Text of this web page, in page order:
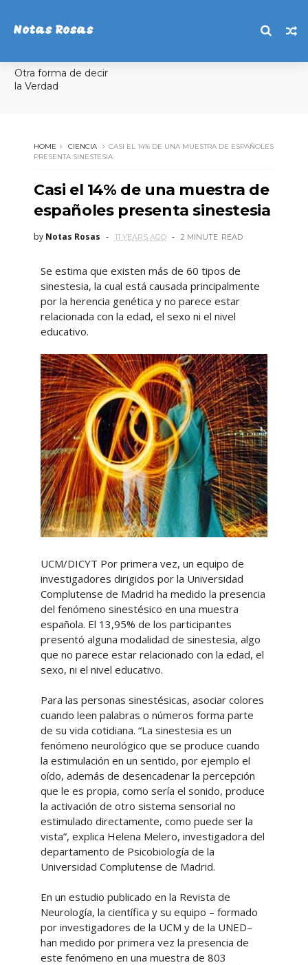
Notas Rosas
Otra forma de decir
la Verdad
HOME CIENCIA
CASI EL 14% DE UNA MUESTRA DE ESPAÑOLES
PRESENTA SINESTESIA
Casi el 14% de una muestra de
españoles presenta sinestesia
by Notas Rosas 11 YEARS AGO 2 MINUTE READ
Se estima que existen más de 60 tipos de
sinestesia, la cual está causada principalmente
por la herencia genética y no parece estar
relacionada con la edad, el sexo ni el nivel
educativo.
UCM/DICYT Por primera vez, un equipo de
investigadores dirigidos por la Universidad
Complutense de Madrid ha medido la presencia
del fenómeno sinestésico en una muestra
española. El 13,95% de los participantes
presentó alguna modalidad de sinestesia, algo
que no parece estar relacionado con la edad, el
sexo, ni el nivel educativo.
Para las personas sinestésicas, asociar colores
cuando leen palabras o números forma parte
de su vida cotidiana. “La sinestesia es un
fenómeno neurológico que se produce cuando
la estimulación en un sentido, por ejemplo el
oído, además de desencadenar la percepción
que le es propia, como sería el sonido, produce
la activación de otro sistema sensorial no
estimulado directamente, como puede ser la
vista”, explica Helena Melero, investigadora del
departamento de Psicobiología de la
Universidad Complutense de Madrid.
En un estudio publicado en la Revista de
Neurología, la científica y su equipo – formado
por investigadores de la UCM y de la UNED–
han medido por primera vez la presencia de
este fenómeno en una muestra de 803